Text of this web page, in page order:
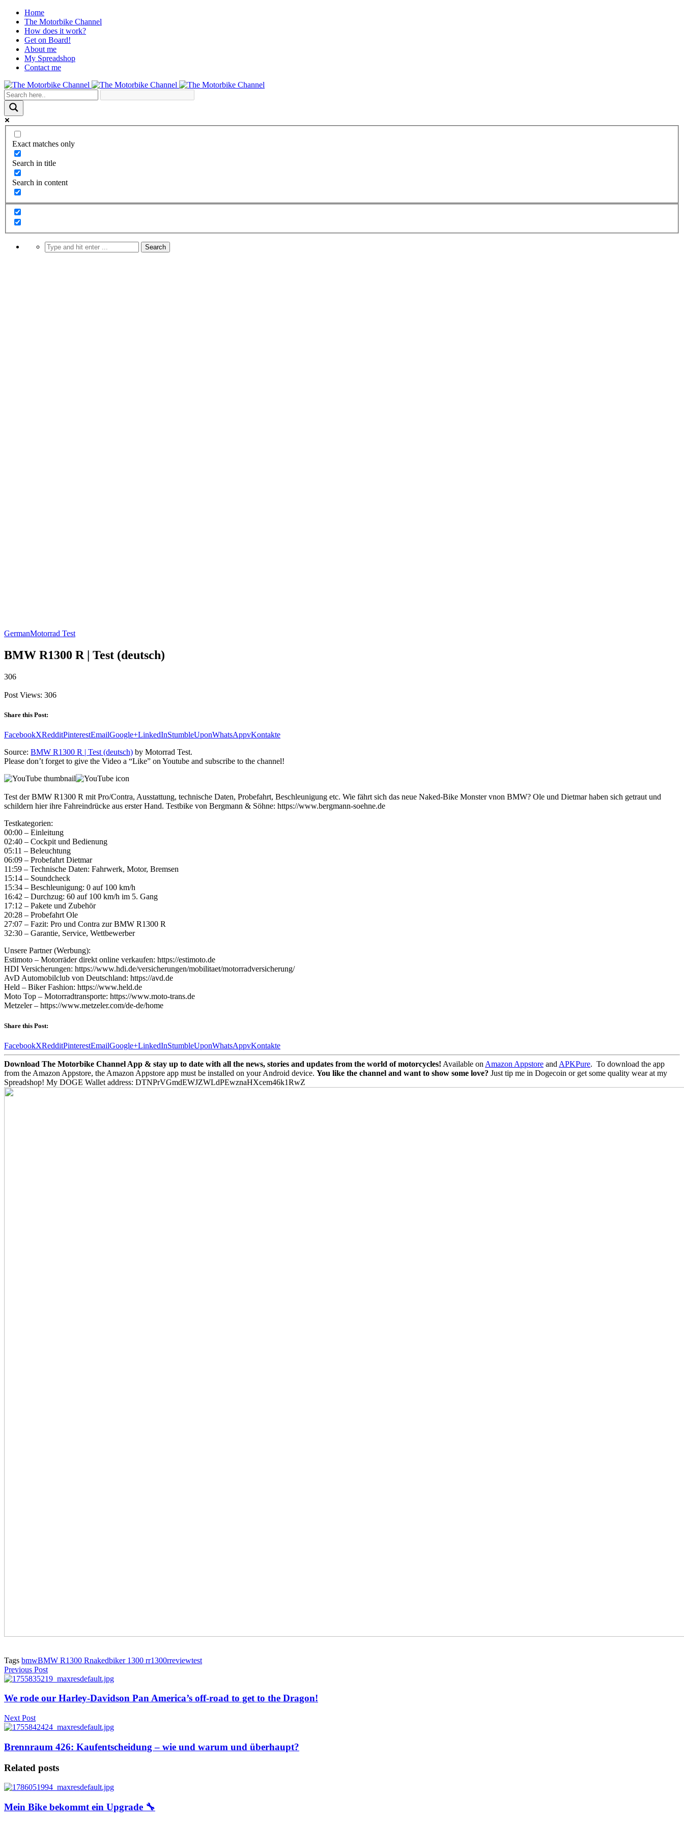
Home
The Motorbike Channel
How does it work?
Get on Board!
About me
My Spreadshop
Contact me
Exact matches only
Search in title
Search in content
GermanMotorrad Test
BMW R1300 R | Test (deutsch)
306
Post Views: 306
Share this Post:
FacebookXRedditPinterestEmailGoogle+LinkedInStumbleUponWhatsAppvKontakte
Source: BMW R1300 R | Test (deutsch) by Motorrad Test.
Please don’t forget to give the Video a “Like” on Youtube and subscribe to the channel!
Test der BMW R1300 R mit Pro/Contra, Ausstattung, technische Daten, Probefahrt, Beschleunigung etc. Wie fährt sich das neue Naked-Bike Monster vnon BMW? Ole und Dietmar haben sich getraut und
schildern hier ihre Fahreindrücke aus erster Hand. Testbike von Bergmann & Söhne: https://www.bergmann-soehne.de
Testkategorien:
00:00 – Einleitung
02:40 – Cockpit und Bedienung
05:11 – Beleuchtung
06:09 – Probefahrt Dietmar
11:59 – Technische Daten: Fahrwerk, Motor, Bremsen
15:14 – Soundcheck
15:34 – Beschleunigung: 0 auf 100 km/h
16:42 – Durchzug: 60 auf 100 km/h im 5. Gang
17:12 – Pakete und Zubehör
20:28 – Probefahrt Ole
27:07 – Fazit: Pro und Contra zur BMW R1300 R
32:30 – Garantie, Service, Wettbewerber
Unsere Partner (Werbung):
Estimoto – Motorräder direkt online verkaufen: https://estimoto.de
HDI Versicherungen: https://www.hdi.de/versicherungen/mobilitaet/motorradversicherung/
AvD Automobilclub von Deutschland: https://avd.de
Held – Biker Fashion: https://www.held.de
Moto Top – Motorradtransporte: https://www.moto-trans.de
Metzeler – https://www.metzeler.com/de-de/home
Share this Post:
FacebookXRedditPinterestEmailGoogle+LinkedInStumbleUponWhatsAppvKontakte
Download The Motorbike Channel App & stay up to date with all the news, stories and updates from the world of motorcycles! Available on Amazon Appstore and APKPure. To download the app
from the Amazon Appstore, the Amazon Appstore app must be installed on your Android device. You like the channel and want to show some love? Just tip me in Dogecoin or get some quality wear at my
Spreadshop! My DOGE Wallet address: DTNPrVGmdEWJZWLdPEwznaHXcem46k1RwZ
Tags bmwBMW R1300 Rnakedbiker 1300 rr1300rreviewtest
Previous Post
We rode our Harley-Davidson Pan America’s off-road to get to the Dragon!
Next Post
Brennraum 426: Kaufentscheidung – wie und warum und überhaupt?
Related posts
Mein Bike bekommt ein Upgrade 🔧